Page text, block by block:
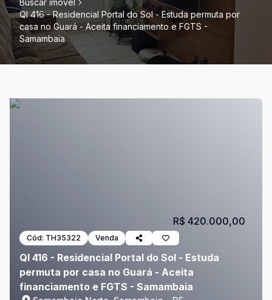
Buscar imóvel
QI 416 - Residencial Portal do Sol - Estuda permuta por
casa no Guará - Aceita financiamento e FGTS -
Samambaia
Cód: TH35322 Venda
QI 416 - Residencial Portal do Sol - Estuda
permuta por casa no Guará - Aceita
financiamento e FGTS - Samambaia
R$ 420.000,00